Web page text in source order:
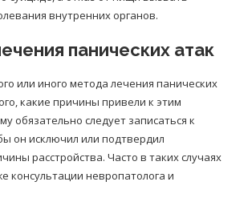
внутренних органов.
панических атак
или иного метода лечения панических
какие причины привели к этим
обязательно следует записаться к
он исключил или подтвердил
расстройства. Часто в таких случаях
консультации невропатолога и